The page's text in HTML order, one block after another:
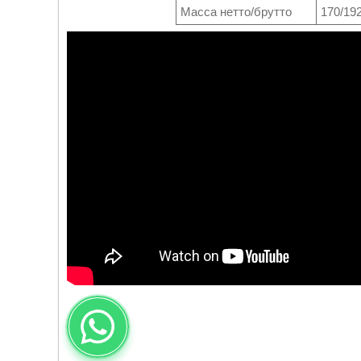
Масса нетто/брутто 170/